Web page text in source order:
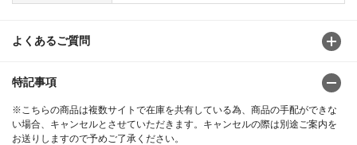
よくあるご質問
特記事項
※こちらの商品は複数サイトで在庫を共有している為、商品の手配ができな
い場合、キャンセルとさせていただきます。キャンセルの際は別途ご案内を
お送りしますので予めご了承ください。